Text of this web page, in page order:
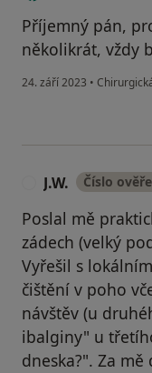
Příjemný pán,
několikrát, vždy
24. září 2023 •
J.W. Číslo
Poslal mě
zádech (velký
Vyřešil s
čištění v poho
návštěv (u
ibalginy" u
dneska?". Za